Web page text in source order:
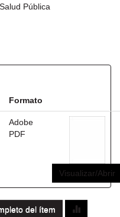
Pública
Formato
Adobe
PDF
Visualizar/Abrir
del ítem